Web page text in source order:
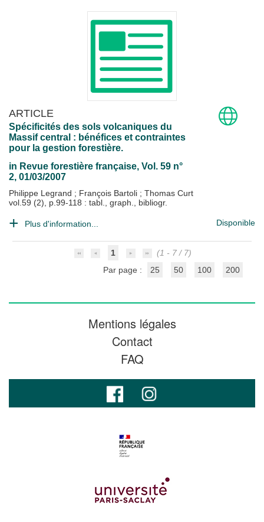
ARTICLE
Spécificités des sols volcaniques du
Massif central : bénéfices et contraintes
pour la gestion forestière.
in Revue forestière française, Vol. 59 n°
2, 01/03/2007
Philippe Legrand ; François Bartoli ; Thomas Curt
vol.59 (2), p.99-118 : tabl., graph., bibliogr.
Plus d'information... Disponible
1
(1 - 7 / 7)
Par page :
25 50 100 200
Mentions légales
Contact
FAQ